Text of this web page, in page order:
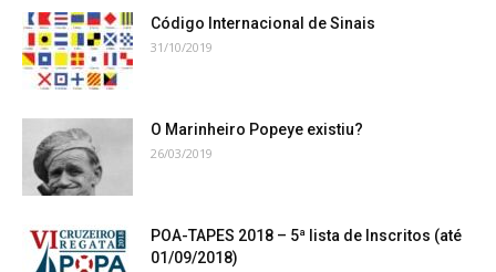
Código Internacional de Sinais
31/10/2019
O Marinheiro Popeye existiu?
26/03/2019
POA-TAPES 2018 – 5ª lista de Inscritos (até
01/09/2018)